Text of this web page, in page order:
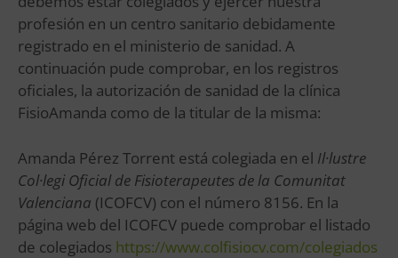
profesión en un centro sanitario debidamente
registrado en el ministerio de sanidad. A
continuación pude comprobar, en los registros
oficiales, la autorización de sanidad de la clínica
FisioAmanda como de la titular de la misma:
Amanda Pérez Torrent está colegiada en el Il·lustre
Col·legi Oficial de Fisioterapeutes de la Comunitat
Valenciana (ICOFCV) con el número 8156. En la
página web del ICOFCV puede comprobar el listado
de colegiados https://www.colfisiocv.com/colegiados